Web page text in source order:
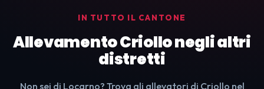
IN TUTTO IL CANTONE
Allevamento Criollo negli altri
distretti
Non sei di Locarno? Trova gli allevatori di Criollo nel